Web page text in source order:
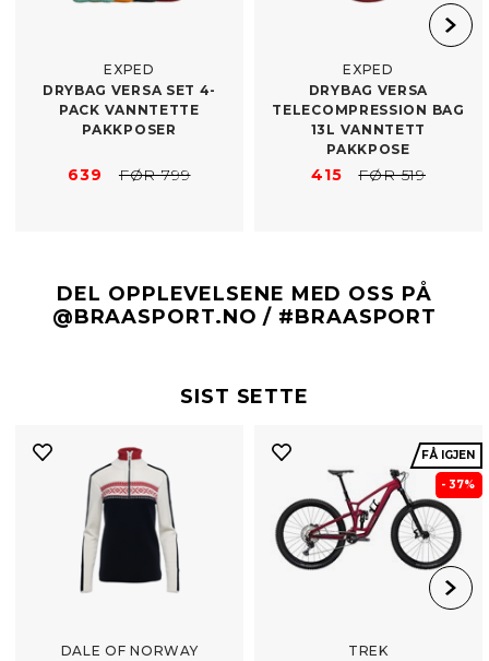
EXPED
DRYBAG VERSA SET 4-​
PACK VANNTETTE
PAKKPOSER
639 FØR 799
EXPED
DRYBAG VERSA
TELECOMPRESSION BAG
13L VANNTETT
PAKKPOSE
415 FØR 519
DEL OPPLEVELSENE MED OSS PÅ
@BRAASPORT.NO / #BRAASPORT
SIST SETTE
DALE OF NORWAY
FÅ IGJEN
- 37%
TREK